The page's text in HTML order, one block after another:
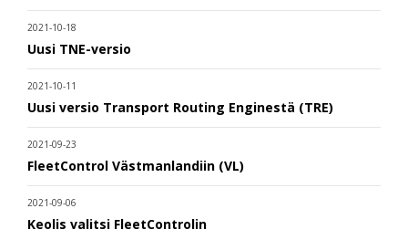
2021-10-18
Uusi TNE-versio
2021-10-11
Uusi versio Transport Routing Enginestä (TRE)
2021-09-23
FleetControl Västmanlandiin (VL)
2021-09-06
Keolis valitsi FleetControlin